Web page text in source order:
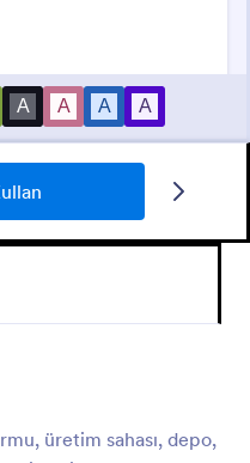
üretim sahası, depo,
miktar ve alım